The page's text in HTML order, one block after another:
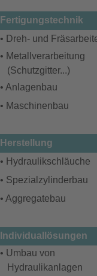
Fertigungstechnik
• Dreh- und
• Metallverarbeitung
(Schutzgitter...)
• Anlagenbau
• Maschinenbau
Herstellung
• Hydraulikschläuche
• Spezialzylinderbau
• Aggregatebau
Individuallösungen
• Umbau von
Hydraulikanlagen